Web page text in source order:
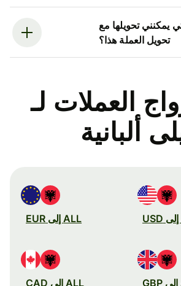
تحويلها مع
تحويل العملة هذا؟
العملات لـ
ألبانية
ALL إلى EUR
ALL إلى CAD